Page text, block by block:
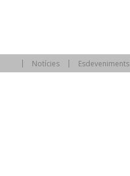
Notícies Esdeveniments